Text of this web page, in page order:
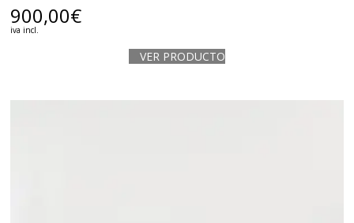
900,00€
iva incl.
VER PRODUCTO